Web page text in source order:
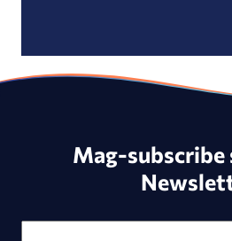
Mag-subscribe